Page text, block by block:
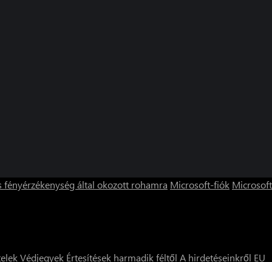
fényérzékenység által okozott rohamra Microsoft-fiók Microsoft
Védjegyek Értesítések harmadik féltől A hirdetéseinkről EU